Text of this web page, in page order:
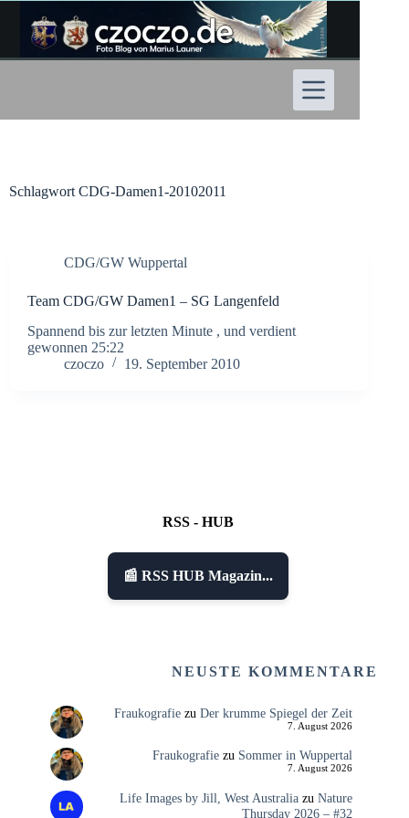
Inhalt
springen
Schlagwort CDG-Damen1-20102011
CDG/GW Wuppertal
Team CDG/GW Damen1 – SG Langenfeld
Spannend bis zur letzten Minute , und verdient
gewonnen 25:22
czoczo
19. September 2010
RSS - HUB
📰 RSS HUB Magazin...
NEUSTE KOMMENTARE
Fraukografiezu Der krumme Spiegel der Zeit
7. August 2026
Fraukografiezu Sommer in Wuppertal
7. August 2026
Life Images by Jill, West Australiazu Nature
Thursday 2026 – #32